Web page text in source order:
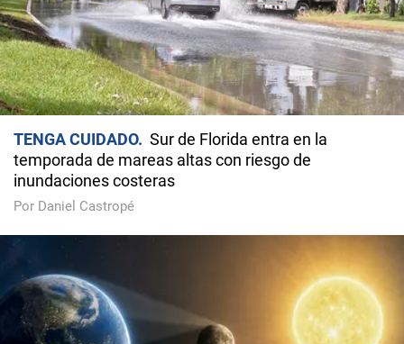
TENGA CUIDADO
Sur de Florida entra en la
temporada de mareas altas con riesgo de
inundaciones costeras
Por Daniel Castropé